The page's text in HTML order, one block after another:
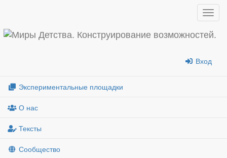
меню
Вход
Экспериментальные площадки
О нас
Тексты
Сообщество